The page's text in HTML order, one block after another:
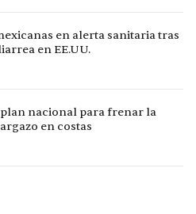
en alerta sanitaria tras
en EE.UU.
nacional para frenar la
en costas